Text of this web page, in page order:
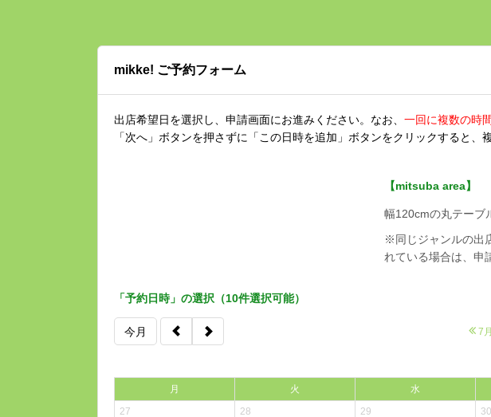
mikke! ご予約フォーム
出店希望日を選択し、申請画面にお進みください。なお、 一回に複数の時
「次へ」ボタンを押さずに「この日時を追加」ボタンをクリックすると、
【mitsuba area】
幅120cmの丸テーブ
※同じジャンルの出
れている場合は、申
「予約日時」の選択（10件選択可能）
今月 7月
月 火 水
27
28 29 30